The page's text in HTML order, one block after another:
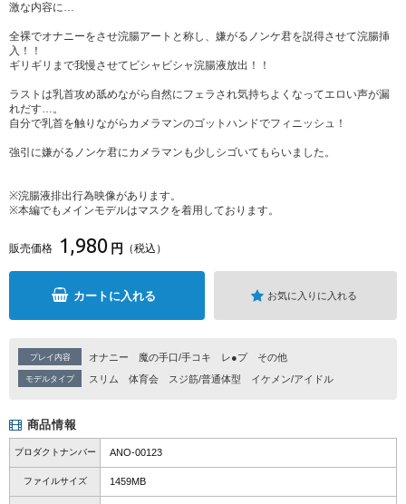
激な内容に…
全裸でオナニーをさせ浣腸アートと称し、嫌がるノンケ君を説得させて浣腸挿
入！！
ギリギリまで我慢させてビシャビシャ浣腸液放出！！
ラストは乳首攻め舐めながら自然にフェラされ気持ちよくなってエロい声が漏
れだす…。
自分で乳首を触りながらカメラマンのゴットハンドでフィニッシュ！
強引に嫌がるノンケ君にカメラマンも少しシゴいてもらいました。
※浣腸液排出行為映像があります。
※本編でもメインモデルはマスクを着用しております。
販売価格 1,980 円 （税込）
カートに入れる お気に入りに入れる
プレイ内容 オナニー 魔の手口/手コキ レ●プ その他
モデルタイプ スリム 体育会 スジ筋/普通体型 イケメン/アイドル
商品情報
プロダクトナンバー ANO-00123
ファイルサイズ 1459MB